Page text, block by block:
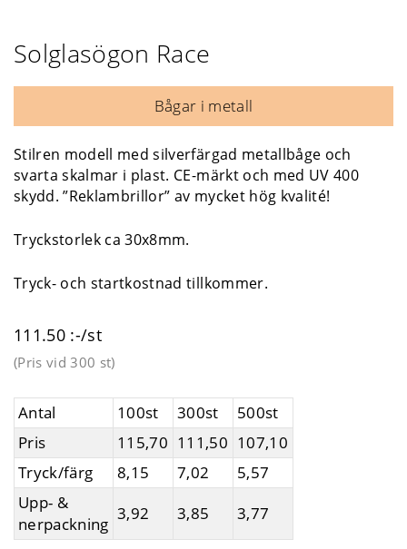
Solglasögon Race
Bågar i metall
Stilren modell med silverfärgad metallbåge och
svarta skalmar i plast. CE-märkt och med UV 400
skydd. ”Reklambrillor” av mycket hög kvalité!
Tryckstorlek ca 30x8mm.
Tryck- och startkostnad tillkommer.
111.50 :-/st
(Pris vid300 st)
Antal 100st 300st
500st
Pris
115,70 111,50 107,10
Tryck/färg
8,15 7,02
5,57
Upp- &
nerpackning
3,92 3,85 3,77